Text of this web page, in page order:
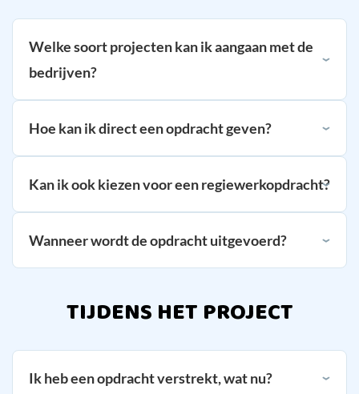
Welke soort projecten kan ik aangaan met de
bedrijven?
Hoe kan ik direct een opdracht geven?
Kan ik ook kiezen voor een regiewerkopdracht?
Wanneer wordt de opdracht uitgevoerd?
TIJDENS HET PROJECT
Ik heb een opdracht verstrekt, wat nu?